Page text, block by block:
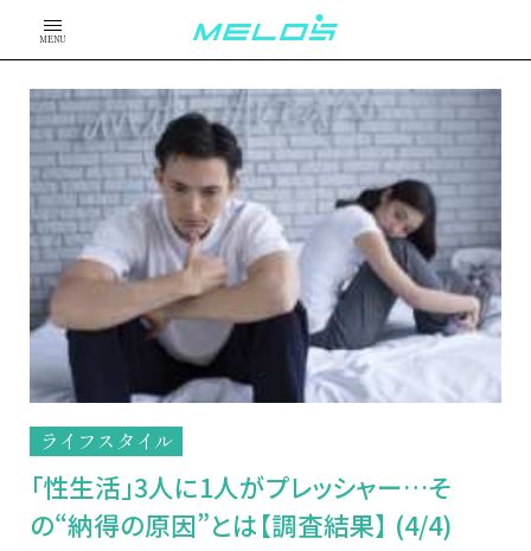
MENU
ライフスタイル
「性生活」3人に1人がプレッシャー…そ
の“納得の原因”とは【調査結果】 (4/4)